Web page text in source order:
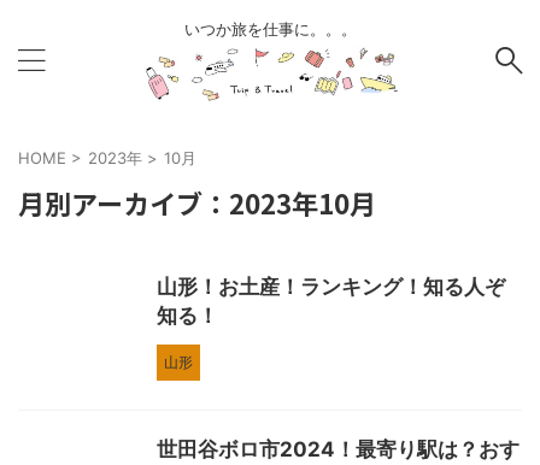
いつか旅を仕事に。。。
HOME > 2023年 > 10月
月別アーカイブ：2023年10月
山形！お土産！ランキング！知る人ぞ
知る！
山形
世田谷ボロ市2024！最寄り駅は？おす